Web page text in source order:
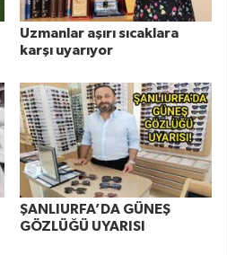
Uzmanlar aşırı sıcaklara
karşı uyarıyor
ŞANLIURFA’DA GÜNEŞ
GÖZLÜĞÜ UYARISI